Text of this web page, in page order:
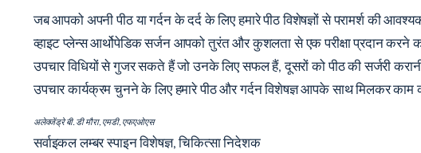
जब आपको अपनी पीठ या गर्दन के दर्द के लिए हमारे पीठ विशेषज्ञों से परामर्श की
व्हाइट प्लेन्स आर्थोपेडिक सर्जन आपको तुरंत और कुशलता से एक परीक्षा प्रदान करने
उपचार विधियों से गुजर सकते हैं जो उनके लिए सफल हैं, दूसरों को पीठ की सर्जरी
उपचार कार्यक्रम चुनने के लिए हमारे पीठ और गर्दन विशेषज्ञ आपके साथ मिलकर
अलेक्जेंड्रे बी. डी मौरा, एमडी, एफएओएस
सर्वाइकल लम्बर स्पाइन विशेषज्ञ, चिकित्सा निदेशक